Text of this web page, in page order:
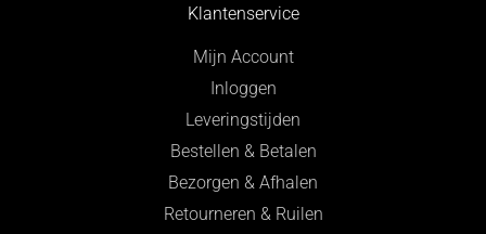
Klantenservice
Mijn Account
Inloggen
Leveringstijden
Bestellen & Betalen
Bezorgen & Afhalen
Retourneren & Ruilen